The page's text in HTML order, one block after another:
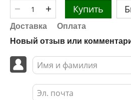
Купить
Доставка
Оплата
Новый отзыв или